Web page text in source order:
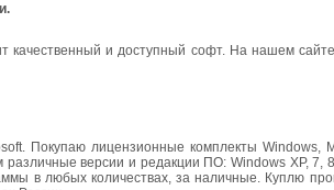
качественный и доступный софт. На нашем
Покупаю лицензионные комплекты
версии и редакции ПО: Windows XP, 7,
в любых количествах, за наличные. Куплю